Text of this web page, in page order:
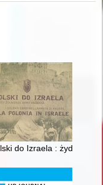
osiemdziesiątych,
do Izraela : żydowscy